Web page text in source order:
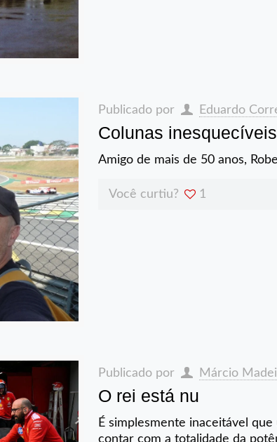
Publicado por Eduardo
Colunas
Amigo de mais de 50 anos,
Você curtiu? 1
Publicado por Márcio
O rei está nu
É simplesmente inaceitável